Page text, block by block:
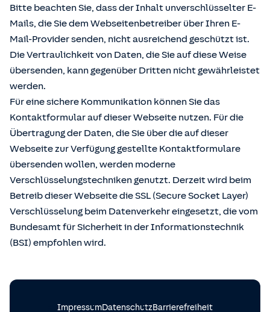
Bitte beachten Sie, dass der Inhalt unverschlüsselter E-
Mails, die Sie dem Webseitenbetreiber über Ihren E-
Mail-Provider senden, nicht ausreichend geschützt ist.
Die Vertraulichkeit von Daten, die Sie auf diese Weise
übersenden, kann gegenüber Dritten nicht gewährleistet
werden.
Für eine sichere Kommunikation können Sie das
Kontaktformular auf dieser Webseite nutzen. Für die
Übertragung der Daten, die Sie über die auf dieser
Webseite zur Verfügung gestellte Kontaktformulare
übersenden wollen, werden moderne
Verschlüsselungstechniken genutzt. Derzeit wird beim
Betreib dieser Webseite die SSL (Secure Socket Layer)
Verschlüsselung beim Datenverkehr eingesetzt, die vom
Bundesamt für Sicherheit in der Informationstechnik
(BSI) empfohlen wird.
ImpressumDatenschutzBarrierefreiheit